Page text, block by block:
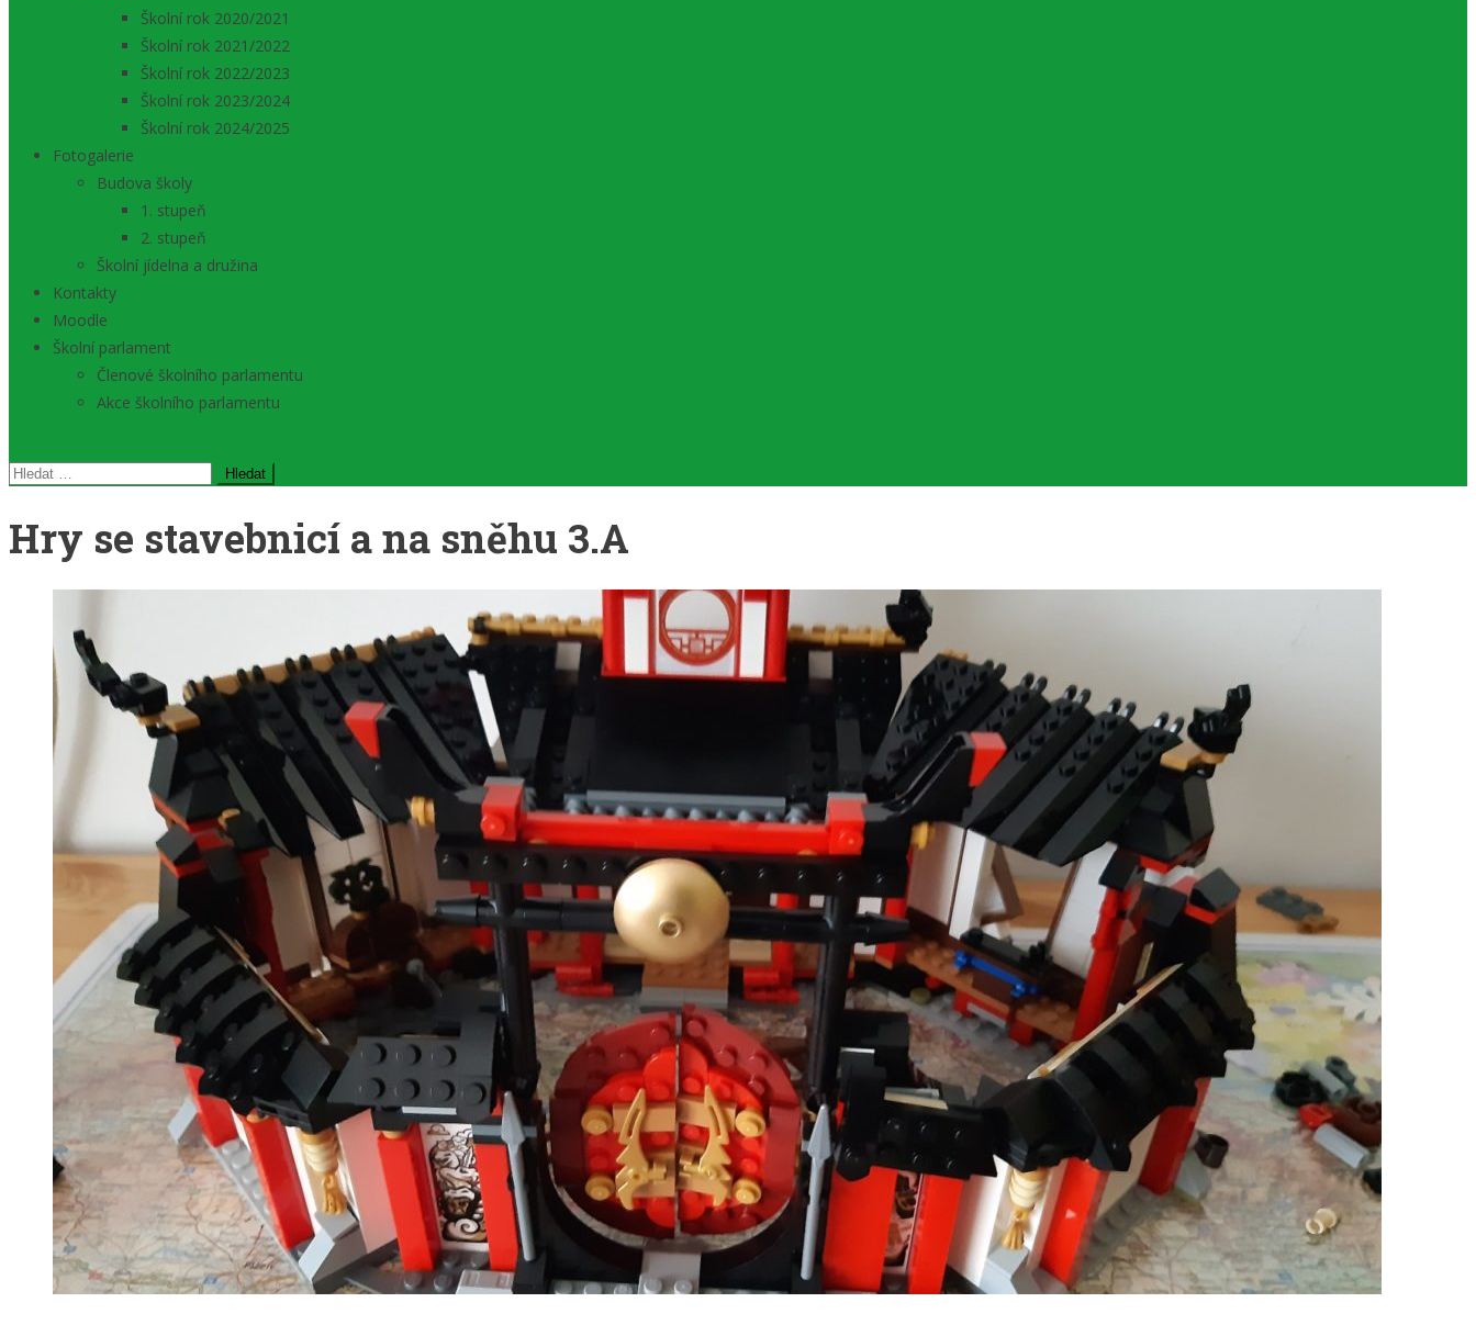
Školní rok 2020/2021
Školní rok 2021/2022
Školní rok 2022/2023
Školní rok 2023/2024
Školní rok 2024/2025
Fotogalerie
Budova školy
1. stupeň
2. stupeň
Školní jídelna a družina
Kontakty
Moodle
Školní parlament
Členové školního parlamentu
Akce školního parlamentu
Vyhledávání
Hry se stavebnicí a na sněhu 3.A